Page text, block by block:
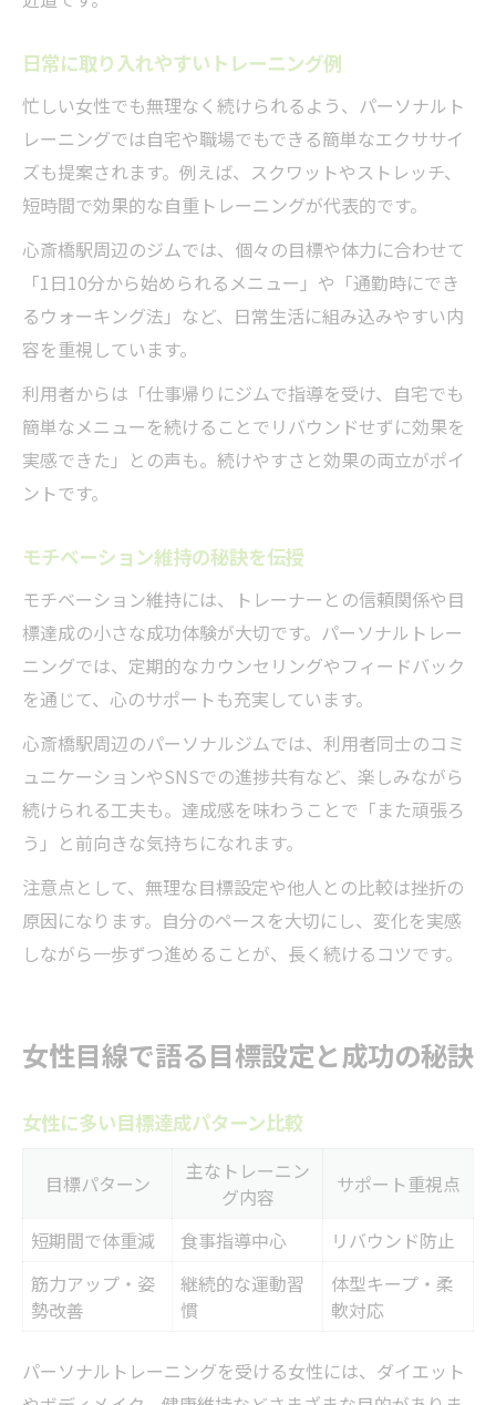
日常に取り入れやすいトレーニング例
忙しい女性でも無理なく続けられるよう、パーソナルト
レーニングでは自宅や職場でもできる簡単なエクササイ
ズも提案されます。例えば、スクワットやストレッチ、
短時間で効果的な自重トレーニングが代表的です。
心斎橋駅周辺のジムでは、個々の目標や体力に合わせて
「1日10分から始められるメニュー」や「通勤時にでき
るウォーキング法」など、日常生活に組み込みやすい内
容を重視しています。
利用者からは「仕事帰りにジムで指導を受け、自宅でも
簡単なメニューを続けることでリバウンドせずに効果を
実感できた」との声も。続けやすさと効果の両立がポイ
ントです。
モチベーション維持の秘訣を伝授
モチベーション維持には、トレーナーとの信頼関係や目
標達成の小さな成功体験が大切です。パーソナルトレー
ニングでは、定期的なカウンセリングやフィードバック
を通じて、心のサポートも充実しています。
心斎橋駅周辺のパーソナルジムでは、利用者同士のコミ
ュニケーションやSNSでの進捗共有など、楽しみながら
続けられる工夫も。達成感を味わうことで「また頑張ろ
う」と前向きな気持ちになれます。
注意点として、無理な目標設定や他人との比較は挫折の
原因になります。自分のペースを大切にし、変化を実感
しながら一歩ずつ進めることが、長く続けるコツです。
女性目線で語る目標設定と成功の秘訣
女性に多い目標達成パターン比較
目標パターン
主なトレーニン
グ内容
サポート重視点
短期間で体重減 食事指導中心
リバウンド防止
筋力アップ・姿
勢改善
継続的な運動習
慣
体型キープ・柔
軟対応
パーソナルトレーニングを受ける女性には、ダイエット